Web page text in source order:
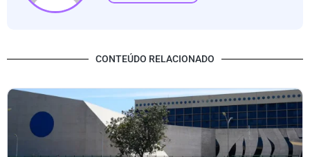
CONTEÚDO RELACIONADO